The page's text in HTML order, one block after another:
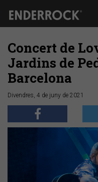
Concert de
Jardins de
Barcelona
Divendres, 4 de juny de 2021
Anterior